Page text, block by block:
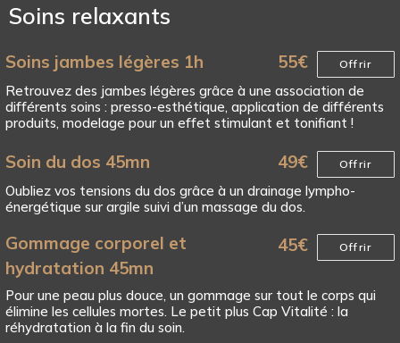
Soins relaxants
Soins jambes légères 1h 55€ Offrir
Retrouvez des jambes légères grâce à une association de
différents soins : presso-esthétique, application de différents
produits, modelage pour un effet stimulant et tonifiant !
Soin du dos 45mn 49€ Offrir
Oubliez vos tensions du dos grâce à un drainage lympho-
énergétique sur argile suivi d’un massage du dos.
Gommage corporel et
hydratation 45mn
45€ Offrir
Pour une peau plus douce, un gommage sur tout le corps qui
élimine les cellules mortes. Le petit plus Cap Vitalité : la
réhydratation à la fin du soin.